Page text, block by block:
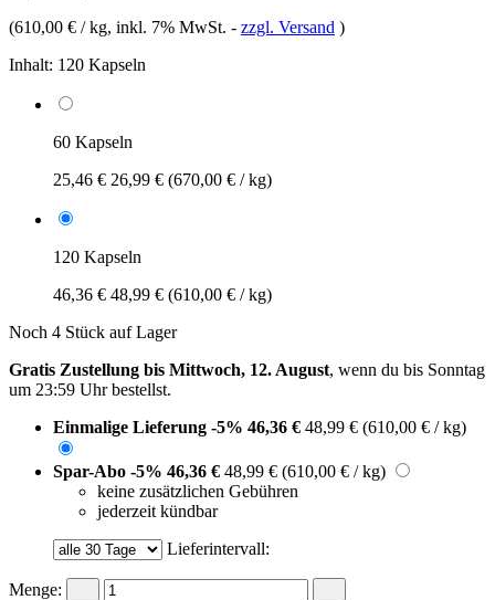
(610,00 € / kg, inkl. 7% MwSt. - zzgl. Versand )
Inhalt: 120 Kapseln
60 Kapseln
25,46 € 26,99 € (670,00 € / kg)
120 Kapseln
46,36 € 48,99 € (610,00 € / kg)
Noch 4 Stück auf Lager
Gratis Zustellung bis Mittwoch, 12. August, wenn du bis Sonntag
um 23:59 Uhrbestellst.
Einmalige Lieferung -5% 46,36 € 48,99 € (610,00 € / kg)
Spar-Abo -5% 46,36 € 48,99 € (610,00 € / kg)
keine zusätzlichen Gebühren
jederzeit kündbar
Lieferintervall:
Menge: